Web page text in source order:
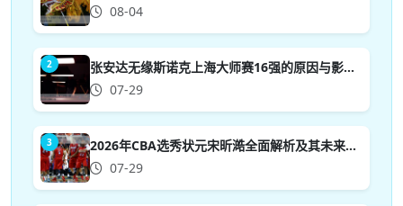
08-04
2
张安达无缘斯诺克上海大师赛16强的原因与影响分析
07-29
3
2026年CBA选秀状元宋昕澔全面解析及其未来发展潜力
07-29